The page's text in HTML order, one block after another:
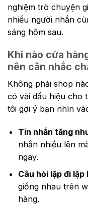
nghiệm trò chuyện
nhiều người nhắn
sáng hôm sau.
Khi nào cửa
nên cân nhắc
Không phải shop
có vài dấu hiệu cho
tôi gợi ý bạn nhìn
Tin nhắn tăng
nhắn nhiều lên
ngay.
Câu hỏi lặp đi lặp
giống nhau trên
hàng.